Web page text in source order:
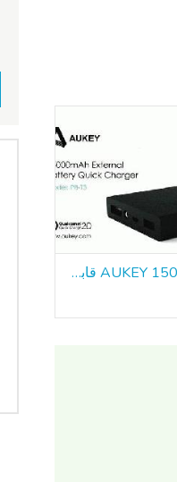
AUKEY 15000mah قابل حمل باتری خارجی بانک شارژر سریع